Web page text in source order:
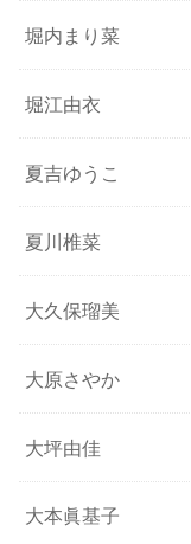
堀内まり菜
堀江由衣
夏吉ゆうこ
夏川椎菜
大久保瑠美
大原さやか
大坪由佳
大本眞基子